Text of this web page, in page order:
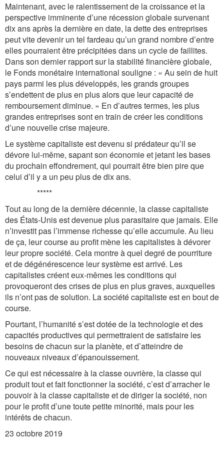
Maintenant, avec le ralentissement de la croissance et la
perspective imminente d’une récession globale survenant
dix ans après la dernière en date, la dette des entreprises
peut vite devenir un tel fardeau qu’un grand nombre d’entre
elles pourraient être précipitées dans un cycle de faillites.
Dans son dernier rapport sur la stabilité financière globale,
le Fonds monétaire international souligne : « Au sein de huit
pays parmi les plus développés, les grands groupes
s’endettent de plus en plus alors que leur capacité de
remboursement diminue. » En d’autres termes, les plus
grandes entreprises sont en train de créer les conditions
d’une nouvelle crise majeure.
Le système capitaliste est devenu si prédateur qu’il se
dévore lui-même, sapant son économie et jetant les bases
du prochain effondrement, qui pourrait être bien pire que
celui d’il y a un peu plus de dix ans.
*****
Tout au long de la dernière décennie, la classe capitaliste
des États-Unis est devenue plus parasitaire que jamais. Elle
n’investit pas l’immense richesse qu’elle accumule. Au lieu
de ça, leur course au profit mène les capitalistes à dévorer
leur propre société. Cela montre à quel degré de pourriture
et de dégénérescence leur système est arrivé. Les
capitalistes créent eux-mêmes les conditions qui
provoqueront des crises de plus en plus graves, auxquelles
ils n’ont pas de solution. La société capitaliste est en bout de
course.
Pourtant, l’humanité s’est dotée de la technologie et des
capacités productives qui permettraient de satisfaire les
besoins de chacun sur la planète, et d’atteindre de
nouveaux niveaux d’épanouissement.
Ce qui est nécessaire à la classe ouvrière, la classe qui
produit tout et fait fonctionner la société, c’est d’arracher le
pouvoir à la classe capitaliste et de diriger la société, non
pour le profit d’une toute petite minorité, mais pour les
intérêts de chacun.
23 octobre 2019